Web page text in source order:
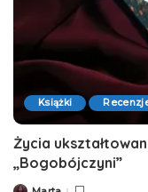
Książki
Życia
„Bogobójczyni”